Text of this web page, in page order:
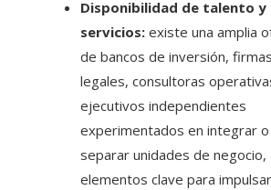
Disponibilidad de talento y
servicios: existe una amplia
de bancos de inversión, firmas
legales, consultoras
ejecutivos independientes
experimentados en integrar o
separar unidades de negocio,
elementos clave para impulsar